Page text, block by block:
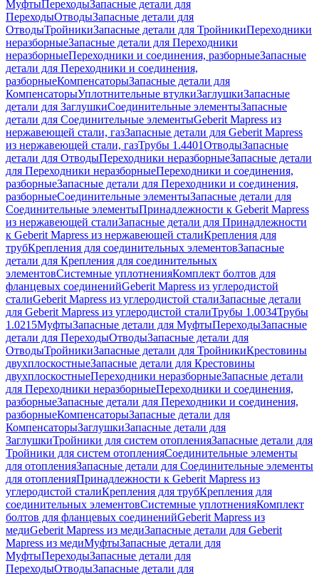
МуфтыПереходыЗапасные детали для
ПереходыОтводыЗапасные детали для
ОтводыТройникиЗапасные детали для ТройникиПереходники
неразборныеЗапасные детали для Переходники
неразборныеПереходники и соединения, разборныеЗапасные
детали для Переходники и соединения,
разборныеКомпенсаторыЗапасные детали для
КомпенсаторыУплотнительные втулкиЗаглушкиЗапасные
детали для ЗаглушкиСоединительные элементыЗапасные
детали для Соединительные элементыGeberit Mapress из
нержавеющей стали, газЗапасные детали для Geberit Mapress
из нержавеющей стали, газТрубы 1.4401ОтводыЗапасные
детали для ОтводыПереходники неразборныеЗапасные детали
для Переходники неразборныеПереходники и соединения,
разборныеЗапасные детали для Переходники и соединения,
разборныеСоединительные элементыЗапасные детали для
Соединительные элементыПринадлежности к Geberit Mapress
из нержавеющей сталиЗапасные детали для Принадлежности
к Geberit Mapress из нержавеющей сталиКрепления для
трубКрепления для соединительных элементовЗапасные
детали для Крепления для соединительных
элементовСистемные уплотненияКомплект болтов для
фланцевых соединенийGeberit Mapress из углеродистой
сталиGeberit Mapress из углеродистой сталиЗапасные детали
для Geberit Mapress из углеродистой сталиТрубы 1.0034Трубы
1.0215МуфтыЗапасные детали для МуфтыПереходыЗапасные
детали для ПереходыОтводыЗапасные детали для
ОтводыТройникиЗапасные детали для ТройникиКрестовины
двухплоскостныеЗапасные детали для Крестовины
двухплоскостныеПереходники неразборныеЗапасные детали
для Переходники неразборныеПереходники и соединения,
разборныеЗапасные детали для Переходники и соединения,
разборныеКомпенсаторыЗапасные детали для
КомпенсаторыЗаглушкиЗапасные детали для
ЗаглушкиТройники для систем отопленияЗапасные детали для
Тройники для систем отопленияСоединительные элементы
для отопленияЗапасные детали для Соединительные элементы
для отопленияПринадлежности к Geberit Mapress из
углеродистой сталиКрепления для трубКрепления для
соединительных элементовСистемные уплотненияКомплект
болтов для фланцевых соединенийGeberit Mapress из
медиGeberit Mapress из медиЗапасные детали для Geberit
Mapress из медиМуфтыЗапасные детали для
МуфтыПереходыЗапасные детали для
ПереходыОтводыЗапасные детали для